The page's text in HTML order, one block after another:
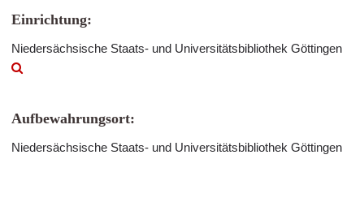
Einrichtung:
Niedersächsische Staats- und Universitätsbibliothek Göttingen
Aufbewahrungsort:
Niedersächsische Staats- und Universitätsbibliothek Göttingen